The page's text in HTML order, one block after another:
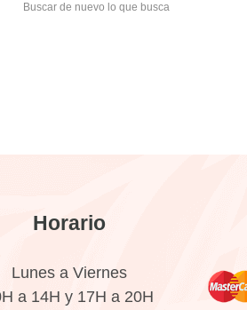
Buscar de nuevo lo que busca
Horario
Lunes a Viernes
a 14H y 17H a 20H